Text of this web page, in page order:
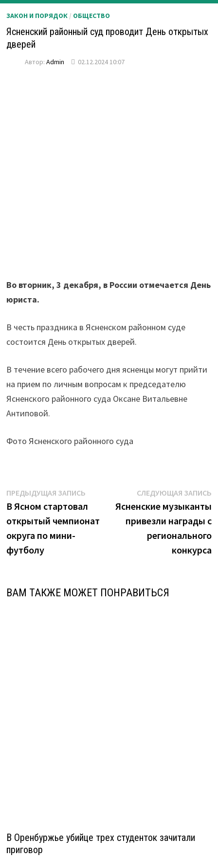
ЗАКОН И ПОРЯДОК/ ОБЩЕСТВО
Ясненский районный суд проводит День открытых
дверей
Автор: Admin 02.12.2024 10:07
Во вторник, 3 декабря, в России отмечается День
юриста.
В честь праздника в Ясненском районном суде
состоится День открытых дверей.
В течение всего рабочего дня ясненцы могут прийти
на прием по личным вопросам к председателю
Ясненского районного суда Оксане Витальевне
Антиповой.
Фото Ясненского районного суда
Навигация
по
записям
ПРЕДЫДУЩАЯ ЗАПИСЬПредыдущая
запись:
В Ясном стартовал
открытый чемпионат
округа по мини-
футболу
СЛЕДУЮЩАЯ ЗАПИСЬ
Ясненские музыканты
привезли награды с
регионального
конкурса
ВАМ ТАКЖЕ МОЖЕТ ПОНРАВИТЬСЯ
В Оренбуржье убийце трех студенток зачитали
приговор